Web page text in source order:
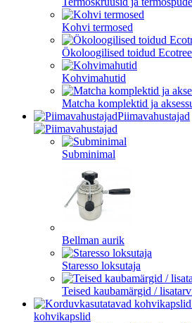
Kohvi termosed
Ökoloogilised toidud Ecotree
Kohvimahutid
Matcha komplektid ja
Piimavahustajad
Subminimal
Bellman aurik
Staresso loksutaja
Teised kaubamärgid /
kohvikapslid